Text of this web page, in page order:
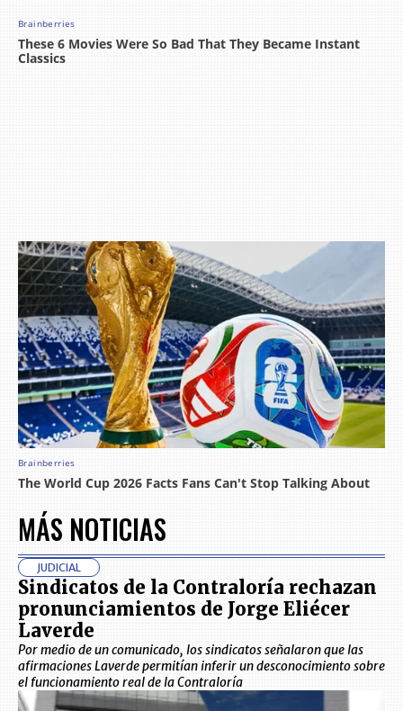
MÁS NOTICIAS
JUDICIAL
Sindicatos de la Contraloría rechazan
pronunciamientos de Jorge Eliécer
Laverde
Por medio de un comunicado, los sindicatos señalaron que las
afirmaciones Laverde permitían inferir un desconocimiento sobre
el funcionamiento real de la Contraloría